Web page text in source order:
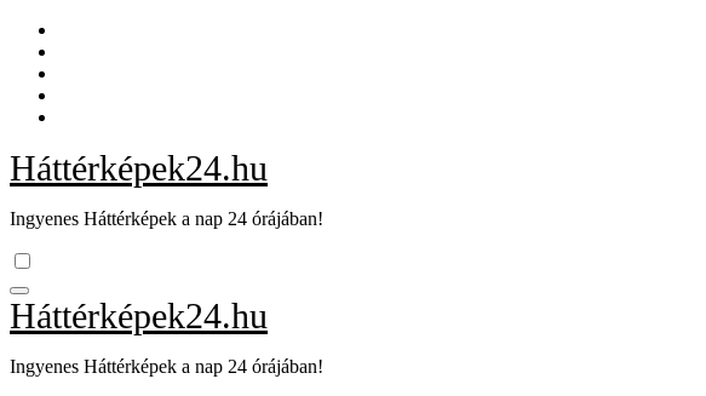
Skip
content
Háttérképek24.hu
Ingyenes Háttérképek a nap 24 órájában!
Háttérképek24.hu
Ingyenes Háttérképek a nap 24 órájában!